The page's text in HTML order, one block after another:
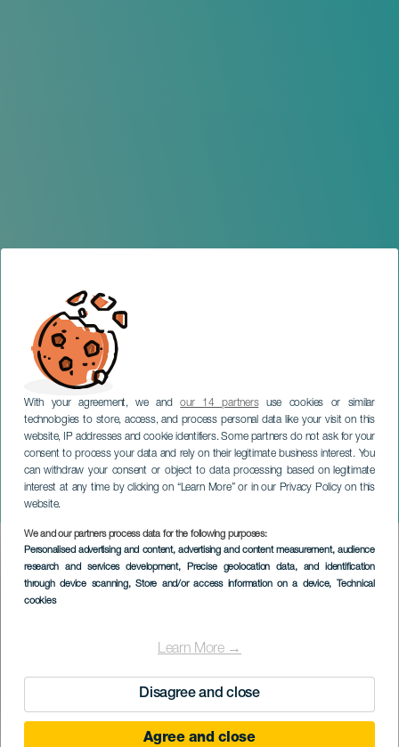
With your agreement, we andour 14 partnersuse cookies or similar
technologies to store, access, and process personal data like your visit on this
website, IP addresses and cookie identifiers. Some partners do not ask for your
consent to process your data and rely on their legitimate business interest. You
can withdraw your consent or object to data processing based on legitimate
interest at any time by clicking on “Learn More” or in our Privacy Policy on this
website.
We and our partners process data for the following purposes:
Personalised advertising and content, advertising and content measurement, audience
research and services development, Precise geolocation data, and identification
through device scanning, Store and/or access information on a device, Technical
cookies
Learn More →
Disagree and close
Agree and close
Yeray Rodríguez: Punto y
seguido
GRAN CANARIA
Imagen
Listado